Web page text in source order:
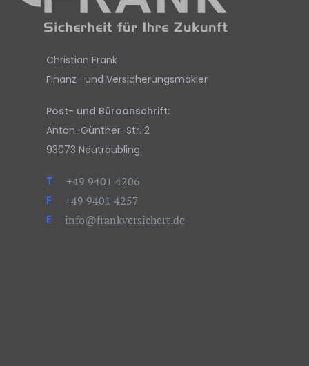
Christian Frank
Finanz- und Versicherungsmakler
Post- und Büroanschrift:
Anton-Günther-Str. 2
93073 Neutraubling
T +49 9401 4206
F +49 9401 4257
E info@frankversichert.de